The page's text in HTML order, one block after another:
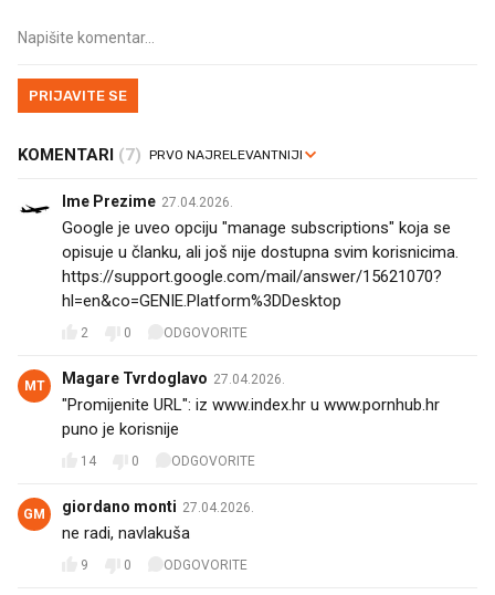
PRIJAVITE SE
KOMENTARI (7)
Ime Prezime 27.04.2026.
Google je uveo opciju "manage subscriptions" koja se
opisuje u članku, ali još nije dostupna svim korisnicima.
https://support.google.com/mail/answer/15621070?
hl=en&co=GENIE.Platform%3DDesktop
2 0 ODGOVORITE
MT Magare Tvrdoglavo 27.04.2026.
"Promijenite URL": iz www.index.hr u www.pornhub.hr
puno je korisnije
14 0 ODGOVORITE
GM giordano monti 27.04.2026.
ne radi, navlakuša
9 0 ODGOVORITE